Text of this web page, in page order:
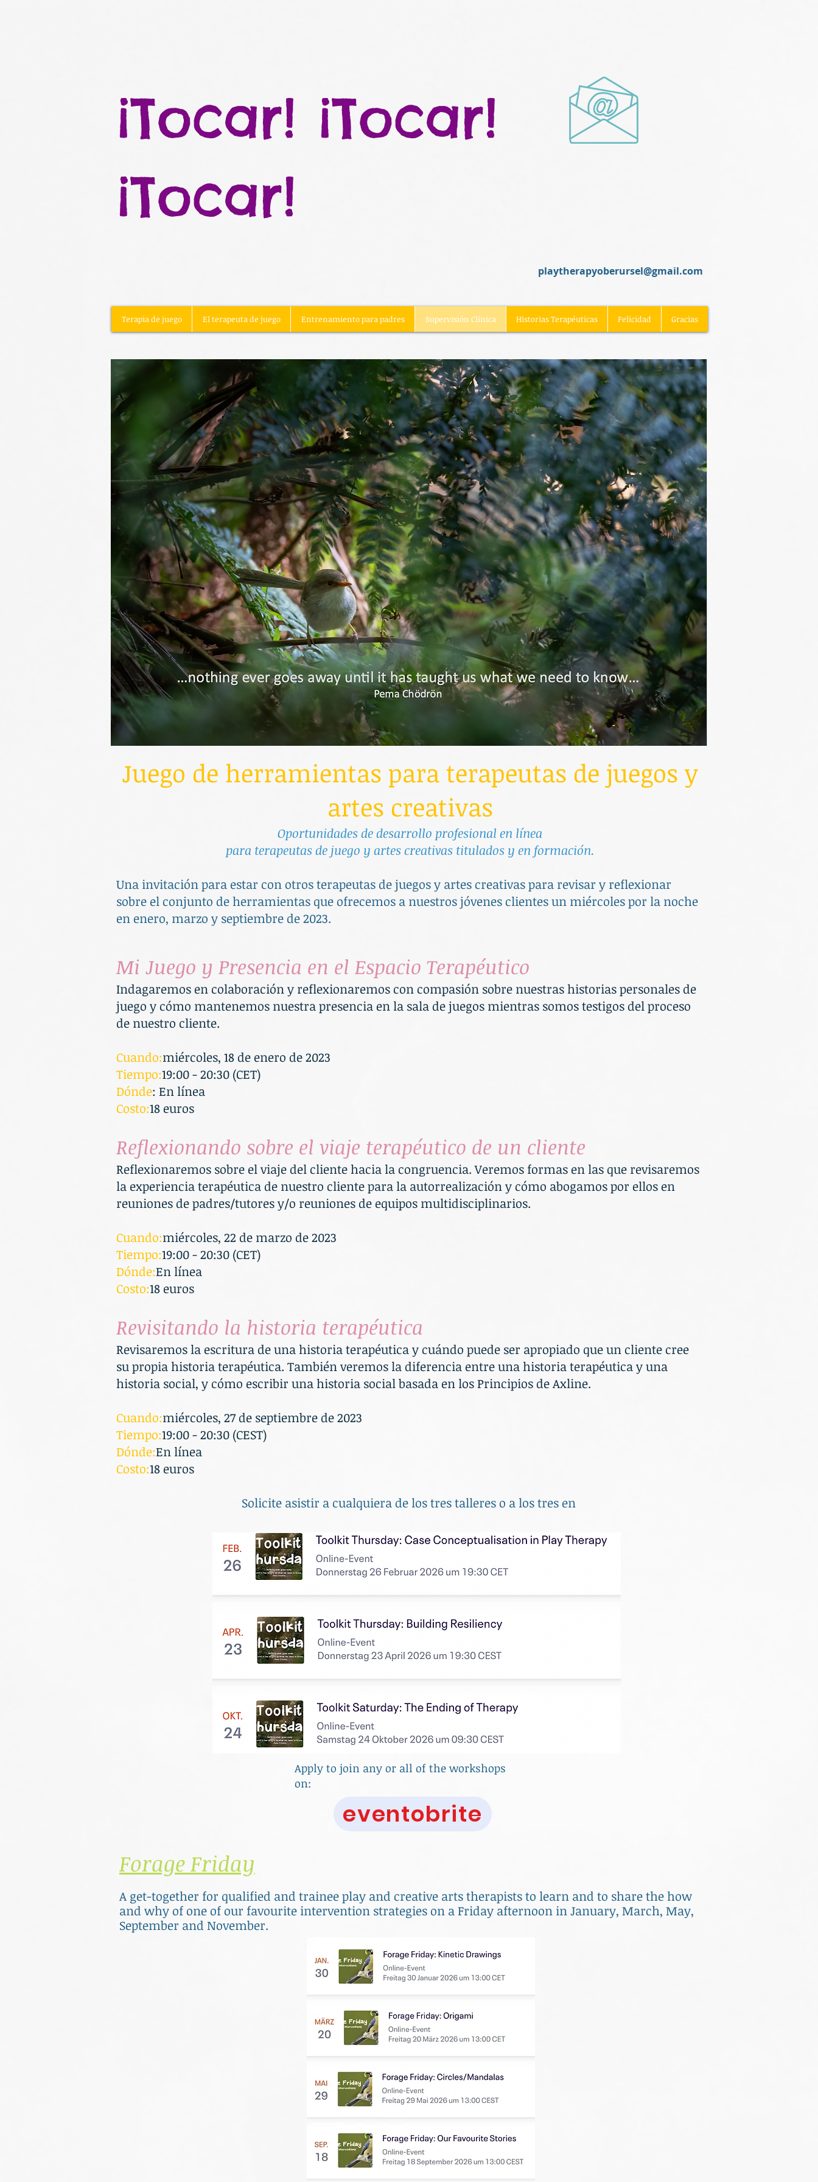
¡Tocar! ¡Tocar!
¡Tocar!
playtherapyoberursel@gmail.com
Terapia de juego El terapeuta de juego Entrenamiento para padres Supervisión Clínica Historias Terapéuticas Felicidad Gracias
Juego de herramientas para terapeutas de juegos y
artes creativas
Oportunidades de desarrollo profesional en línea
para terapeutas de juego y artes creativas titulados y en formación.
Una invitación para estar con otros terapeutas de juegos y artes creativas para revisar y reflexionar
sobre el conjunto de herramientas que ofrecemos a nuestros jóvenes clientes un miércoles por la noche
en enero, marzo y septiembre de 2023.
Mi Juego y Presencia en el Espacio Terapéutico
Indagaremos en colaboración y reflexionaremos con compasión sobre nuestras historias personales de
juego y cómo mantenemos nuestra presencia en la sala de juegos mientras somos testigos del proceso
de nuestro cliente.
Cuando:miércoles, 18 de enero de 2023
Tiempo:19:00 - 20:30 (CET)
Dónde: En línea
Costo:18 euros
Reflexionando sobre el viaje terapéutico de un cliente
Reflexionaremos sobre el viaje del cliente hacia la congruencia. Veremos formas en las que revisaremos
la experiencia terapéutica de nuestro cliente para la autorrealización y cómo abogamos por ellos en
reuniones de padres/tutores y/o reuniones de equipos multidisciplinarios.
Cuando:miércoles, 22 de marzo de 2023
Tiempo:19:00 - 20:30 (CET)
Dónde:En línea
Costo:18 euros
Revisitando la historia terapéutica
Revisaremos la escritura de una historia terapéutica y cuándo puede ser apropiado que un cliente cree
su propia historia terapéutica. También veremos la diferencia entre una historia terapéutica y una
historia social, y cómo escribir una historia social basada en los Principios de Axline.
Cuando:miércoles, 27 de septiembre de 2023
Tiempo:19:00 - 20:30 (CEST)
Dónde:En línea
Costo:18 euros
Solicite asistir a cualquiera de los tres talleres o a los tres en
Apply to join any or all of the workshops
on:
eventobrite
Forage Friday
A get-together for qualified and trainee play and creative arts therapists to learn and to share the how
and why of one of our favourite intervention strategies on a Friday afternoon in January, March, May,
September and November.